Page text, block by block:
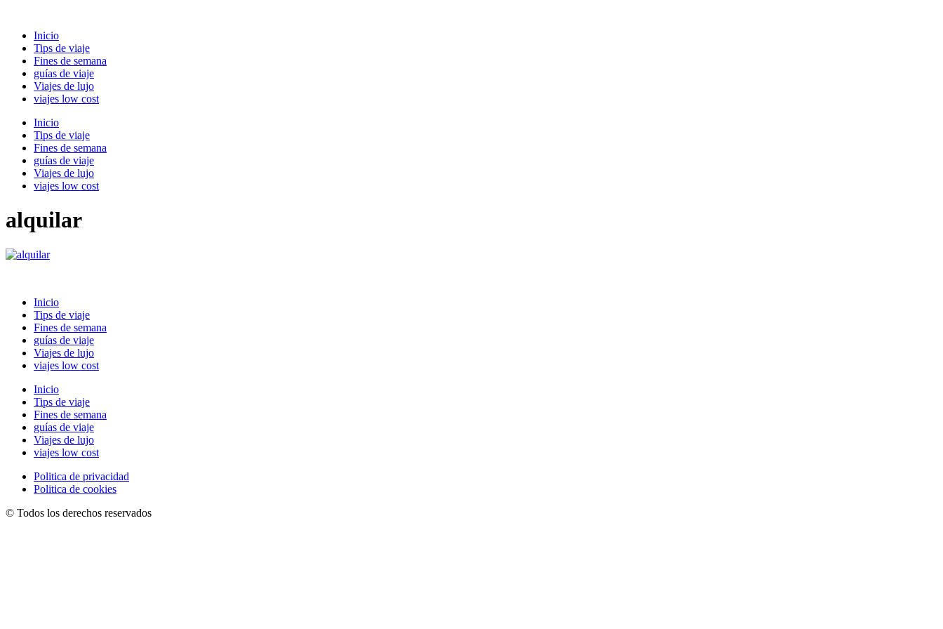
contenido
Inicio
Tips de viaje
Fines de semana
guías de viaje
Viajes de lujo
viajes low cost
Inicio
Tips de viaje
Fines de semana
guías de viaje
Viajes de lujo
viajes low cost
alquilar
Inicio
Tips de viaje
Fines de semana
guías de viaje
Viajes de lujo
viajes low cost
Inicio
Tips de viaje
Fines de semana
guías de viaje
Viajes de lujo
viajes low cost
Politica de privacidad
Politica de cookies
© Todos los derechos reservados